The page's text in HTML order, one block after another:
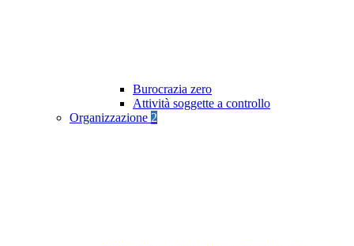
Burocrazia zero
Attività soggette a controllo
Organizzazione 2